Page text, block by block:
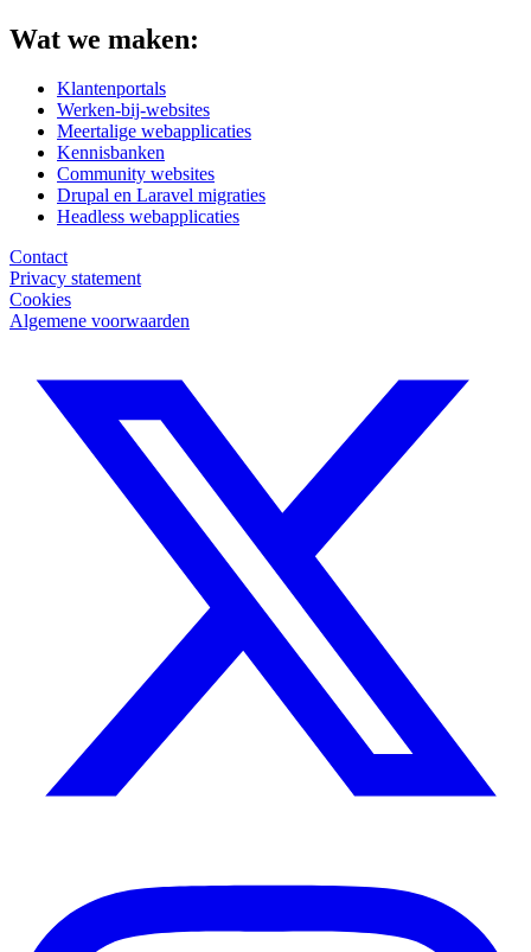
Wat we maken:
Klantenportals
Werken-bij-websites
Meertalige webapplicaties
Kennisbanken
Community websites
Drupal en Laravel migraties
Headless webapplicaties
Contact
Privacy statement
Cookies
Algemene voorwaarden